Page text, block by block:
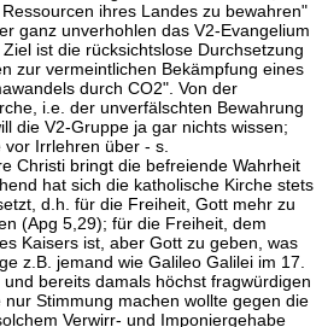
ihres Landes zu bewahren"
ganz unverhohlen das V2-Evangelium
ist die rücksichtslose Durchsetzung
zur vermeintlichen Bekämpfung eines
durch CO2". Von der
i.e. der unverfälschten Bewahrung
die V2-Gruppe ja gar nichts wissen;
Irrlehren über - s.
Christi bringt die befreiende Wahrheit
hat sich die katholische Kirche stets
d.h. für die Freiheit, Gott mehr zu
(Apg 5,29); für die Freiheit, dem
Kaisers ist, aber Gott zu geben, was
z.B. jemand wie Galileo Galilei im 17.
bereits damals höchst fragwürdigen
Stimmung machen wollte gegen die
Verwirr- und Imponiergehabe